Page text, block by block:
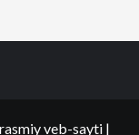
veb-sayti |